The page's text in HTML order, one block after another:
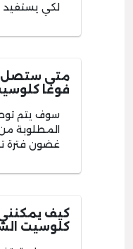
لكي يستفيد
متى ستصل
فوغا
سوف يتم
المطلوبة
غضون فترة تتراوح
كيف
كلوسيت